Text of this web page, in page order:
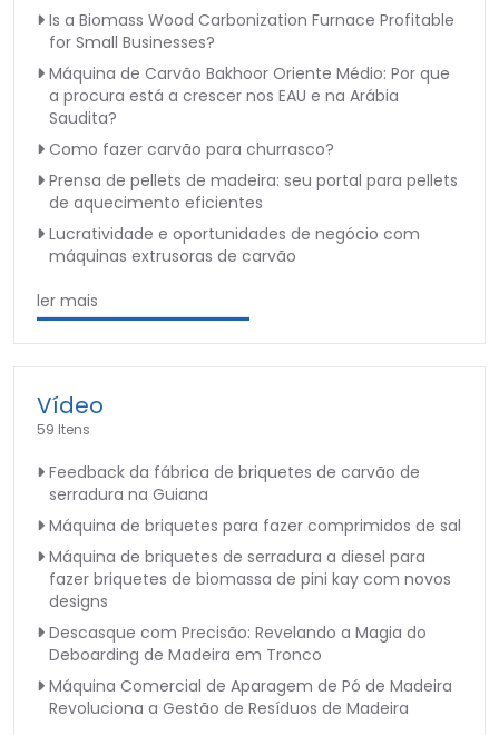
Is a Biomass Wood Carbonization Furnace Profitable
for Small Businesses?
Máquina de Carvão Bakhoor Oriente Médio: Por que
a procura está a crescer nos EAU e na Arábia
Saudita?
Como fazer carvão para churrasco?
Prensa de pellets de madeira: seu portal para pellets
de aquecimento eficientes
Lucratividade e oportunidades de negócio com
máquinas extrusoras de carvão
ler mais
Vídeo
59 Itens
Feedback da fábrica de briquetes de carvão de
serradura na Guiana
Máquina de briquetes para fazer comprimidos de sal
Máquina de briquetes de serradura a diesel para
fazer briquetes de biomassa de pini kay com novos
designs
Descasque com Precisão: Revelando a Magia do
Deboarding de Madeira em Tronco
Máquina Comercial de Aparagem de Pó de Madeira
Revoluciona a Gestão de Resíduos de Madeira